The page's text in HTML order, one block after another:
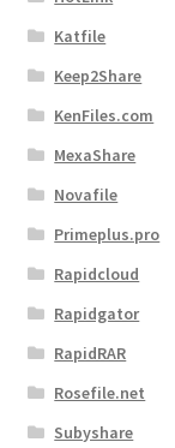
Katfile
Keep2Share
KenFiles.com
MexaShare
Novafile
Primeplus.pro
Rapidcloud
Rapidgator
RapidRAR
Rosefile.net
Subyshare